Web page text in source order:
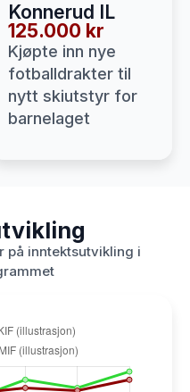
Konnerud IL
125.000 kr
Kjøpte inn nye
fotballdrakter til
nytt skiutstyr for
barnelaget
på inntektsutvikling i